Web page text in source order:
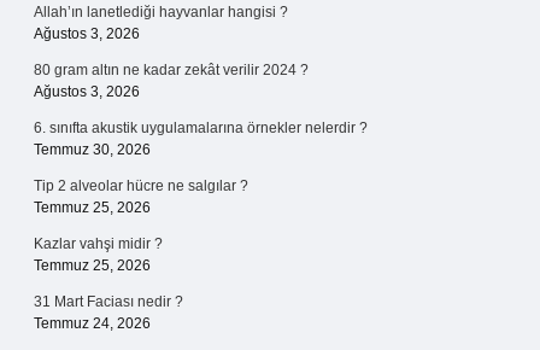
Allah’ın lanetlediği hayvanlar hangisi ?
Ağustos 3, 2026
80 gram altın ne kadar zekât verilir 2024 ?
Ağustos 3, 2026
6. sınıfta akustik uygulamalarına örnekler nelerdir ?
Temmuz 30, 2026
Tip 2 alveolar hücre ne salgılar ?
Temmuz 25, 2026
Kazlar vahşi midir ?
Temmuz 25, 2026
31 Mart Faciası nedir ?
Temmuz 24, 2026